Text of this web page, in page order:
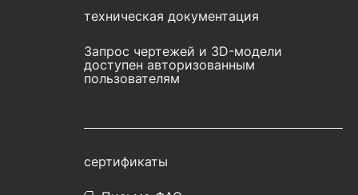
техническая документация
Запрос чертежей и 3D-модели
доступен авторизованным
пользователям
сертификаты